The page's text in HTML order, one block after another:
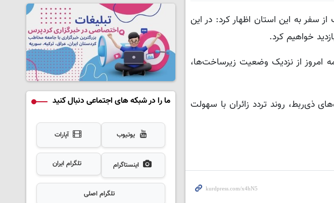
سفر به این استان اظهار کرد: در این
خواهیم کرد.
امروز از نزدیک وضعیت زیرساخت‌ها،
ذی‌ربط، روند تردد زائران با سهولت
ما را در شبکه های اجتماعی دنبال کنید
یوتیوب آپارات
اینستاگرام تلگرام ایران
تلگرام اصلی